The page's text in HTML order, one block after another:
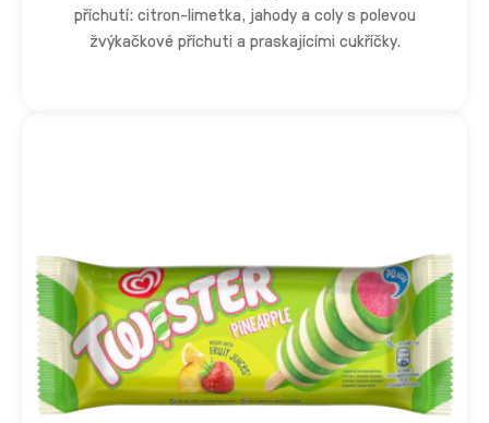
příchutí: citron-limetka, jahody a coly s polevou
žvýkačkové příchuti a praskajícími cukříčky.